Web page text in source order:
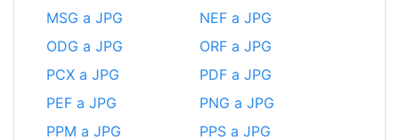
MSG a JPG
NEF a JPG
ODG a JPG
ORF a JPG
PCX a JPG
PDF a JPG
PEF a JPG
PNG a JPG
PPM a JPG
PPS a JPG